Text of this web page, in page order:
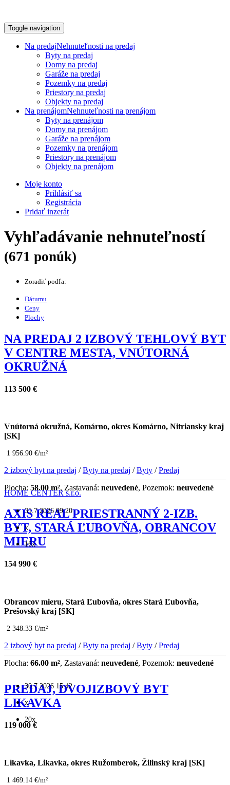
Toggle navigation
Na predajNehnuteľnosti na predaj
Byty na predaj
Domy na predaj
Garáže na predaj
Pozemky na predaj
Priestory na predaj
Objekty na predaj
Na prenájomNehnuteľnosti na prenájom
Byty na prenájom
Domy na prenájom
Garáže na prenájom
Pozemky na prenájom
Priestory na prenájom
Objekty na prenájom
Moje konto
Prihlásiť sa
Registrácia
Pridať inzerát
Vyhľadávanie nehnuteľností
(671 ponúk)
Zoradiť podľa:
Dátumu
Ceny
Plochy
NA PREDAJ 2 IZBOVÝ TEHLOVÝ BYT
V CENTRE MESTA, VNÚTORNÁ
OKRUŽNÁ
113 500 €
Vnútorná okružná, Komárno, okres Komárno, Nitriansky kraj
[SK]
1 956.90 €/m²
2 izbový byt na predaj /Byty na predaj /Byty /Predaj
Plocha: 58.00 m², Zastavaná: neuvedené, Pozemok: neuvedené
HOME CENTER s.r.o.
31.7.2026 09:20
x
16x
AXIS REAL PRIESTRANNÝ 2-IZB.
BYT, STARÁ ĽUBOVŇA, OBRANCOV
MIERU
154 990 €
Obrancov mieru, Stará Ľubovňa, okres Stará Ľubovňa,
Prešovský kraj [SK]
2 348.33 €/m²
2 izbový byt na predaj /Byty na predaj /Byty /Predaj
Plocha: 66.00 m², Zastavaná: neuvedené, Pozemok: neuvedené
30.7.2026 15:42
x
20x
PREDAJ, DVOJIZBOVÝ BYT
LIKAVKA
119 000 €
Likavka, Likavka, okres Ružomberok, Žilinský kraj [SK]
1 469.14 €/m²